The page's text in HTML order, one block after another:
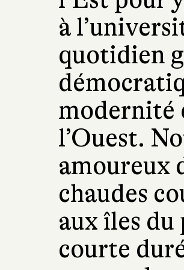
à
quotidien
modernité
l’Ouest.
amoureux
chaudes
aux îles
courte